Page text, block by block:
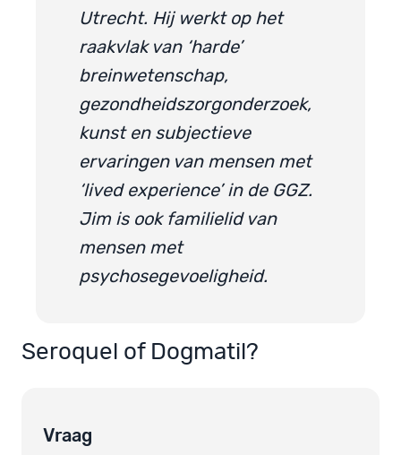
Utrecht. Hij werkt op het
raakvlak van ‘harde’
breinwetenschap,
gezondheidszorgonderzoek,
kunst en subjectieve
ervaringen van mensen met
‘lived experience’ in de GGZ.
Jim is ook familielid van
mensen met
psychosegevoeligheid.
Seroquel of Dogmatil?
Vraag